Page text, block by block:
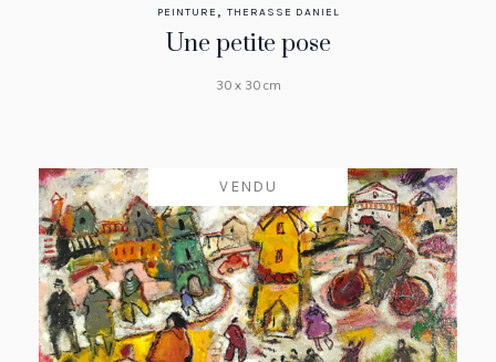
PEINTURE , THERASSE DANIEL
Une petite pose
30 x 30 cm
VENDU